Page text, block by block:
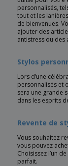
personnalisés,
tout et les
de bienvenues.
ajouter des
antistress ou des
Stylos
Lors d’une
personnalisés et
sera une grande
dans les esprits
Revente de
Vous souhaitez
vous pouvez
Choisissez l’un
parfait.